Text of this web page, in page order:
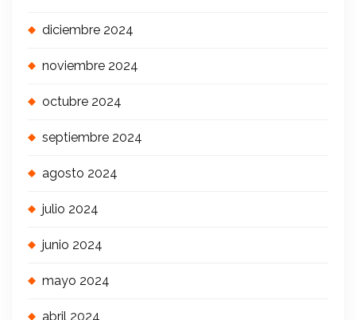
diciembre 2024
noviembre 2024
octubre 2024
septiembre 2024
agosto 2024
julio 2024
junio 2024
mayo 2024
abril 2024